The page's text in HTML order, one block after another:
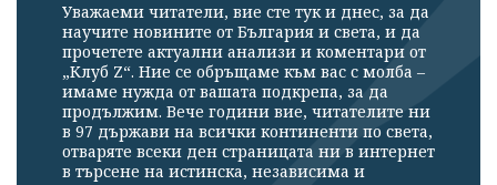
Уважаеми читатели, вие сте тук и днес, за да
научите новините от България и света, и да
прочетете актуални анализи и коментари от
„Клуб Z“. Ние се обръщаме към вас с молба –
имаме нужда от вашата подкрепа, за да
продължим. Вече години вие, читателите ни
в 97 държави на всички континенти по света,
отваряте всеки ден страницата ни в интернет
в търсене на истинска, независима и